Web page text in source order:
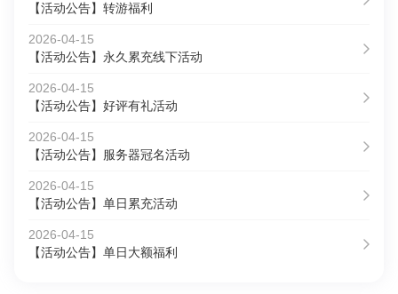
【活动公告】转游福利
2026-04-15
【活动公告】永久累充线下活动
2026-04-15
【活动公告】好评有礼活动
2026-04-15
【活动公告】服务器冠名活动
2026-04-15
【活动公告】单日累充活动
2026-04-15
【活动公告】单日大额福利